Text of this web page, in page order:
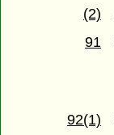
(2)
91
92(1)